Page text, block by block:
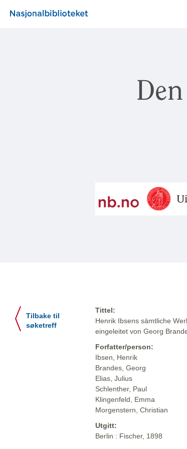
Tilbake til
søketreff
Tittel:
Henrik Ibsens sämtliche
eingeleitet von Georg
Forfatter/person:
Ibsen, Henrik
Brandes, Georg
Elias, Julius
Schlenther, Paul
Klingenfeld, Emma
Morgenstern, Christian
Utgitt:
Berlin : Fischer, 1898